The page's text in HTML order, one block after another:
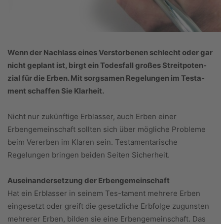
Wenn der Nachlass eines Verstorbenen schlecht oder gar
nicht geplant ist, birgt ein Todesfall großes Streit­po­ten­
zial für die Erben. Mit sorgsamen Regelungen im Testa­
ment schaffen Sie Klarheit.
Nicht nur zukünftige Erblasser, auch Erben einer
Erbengemeinschaft sollten sich über mögliche Probleme
beim Vererben im Klaren sein. Testamentarische
Regelungen bringen beiden Seiten Sicherheit.
Auseinandersetzung der Erbengemeinschaft
Hat ein Erblasser in seinem Tes-tament mehrere Erben
eingesetzt oder greift die gesetzliche Erbfolge zugunsten
mehrerer Erben, bilden sie eine Erbengemeinschaft. Das